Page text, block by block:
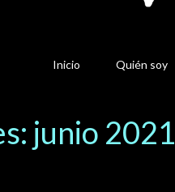
Inicio Quién soy
junio 2021